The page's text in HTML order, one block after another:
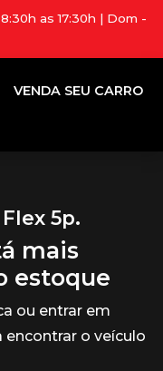
as 17:30h | Dom -
VENDA SEU CARRO
5p.
mais
estoque
ou entrar em
o veículo